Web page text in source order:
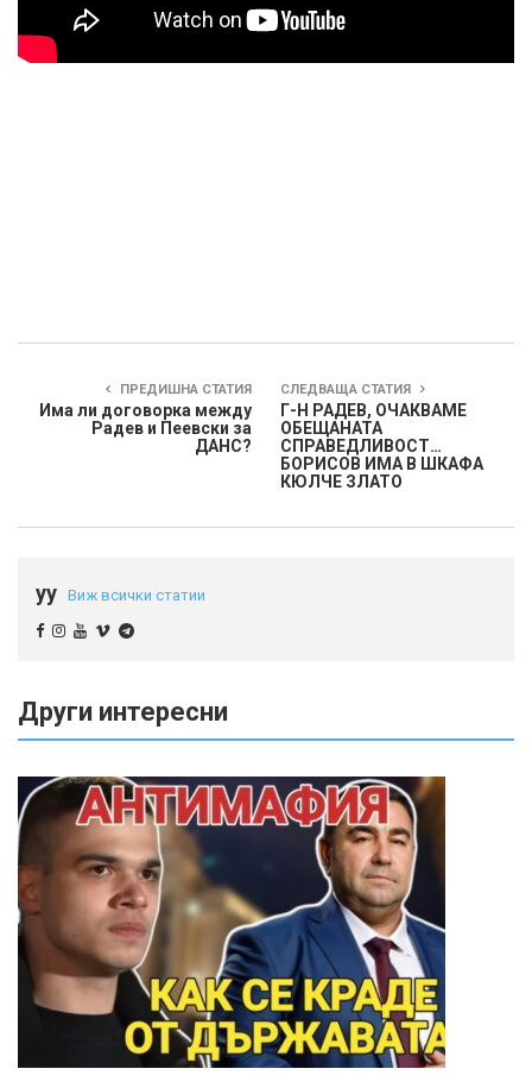
ПРЕДИШНА СТАТИЯ
Има ли договорка между
Радев и Пеевски за
ДАНС?
СЛЕДВАЩА СТАТИЯ
Г-Н РАДЕВ, ОЧАКВАМЕ
ОБЕЩАНАТА
СПРАВЕДЛИВОСТ…
БОРИСОВ ИМА В ШКАФА
КЮЛЧЕ ЗЛАТО
yy Виж всички статии
Други интересни